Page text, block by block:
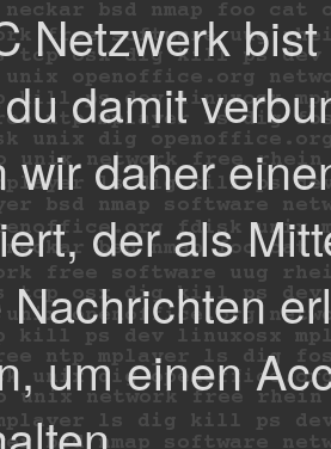
Netzwerk
damit
wir daher
der als
Nachrichten
um einen